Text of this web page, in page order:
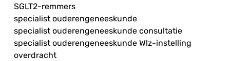
SGLT2-remmers
specialist ouderengeneeskunde
specialist ouderengeneeskunde consultatie
specialist ouderengeneeskunde Wlz-instelling
overdracht